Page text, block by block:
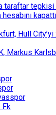
taraftar
kapattı
Hull
Markus
Fk